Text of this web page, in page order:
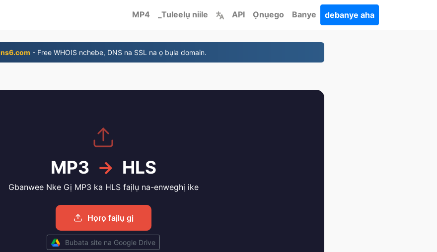
MP4 _Tuleelụ niile API Ọnụego Banye debanye aha
ns6.com - Free WHOIS nchebe, DNS na SSL na ọ bụla domain.
MP3 → HLS
Gbanwee Nke Gị MP3 ka HLS faịlụ na-enweghị ike
Họrọ faịlụ gị
Bubata site na Google Drive